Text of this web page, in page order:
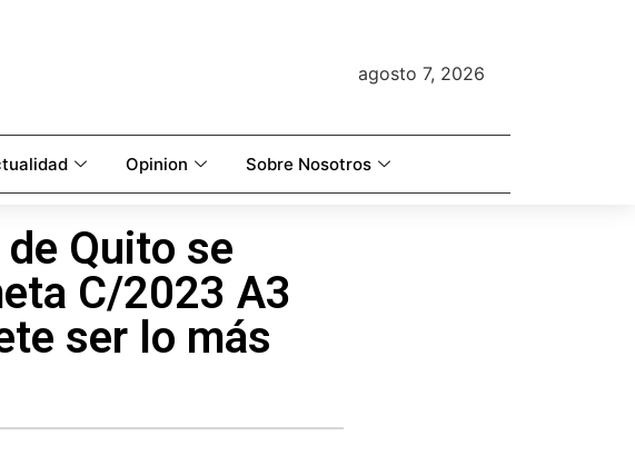
agosto 7, 2026
Opinion Sobre Nosotros
Quito se
C/2023 A3
ser lo más